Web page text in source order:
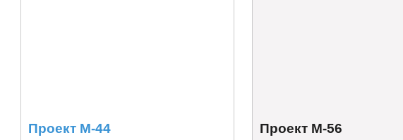
Проект М-44 Проект М-56